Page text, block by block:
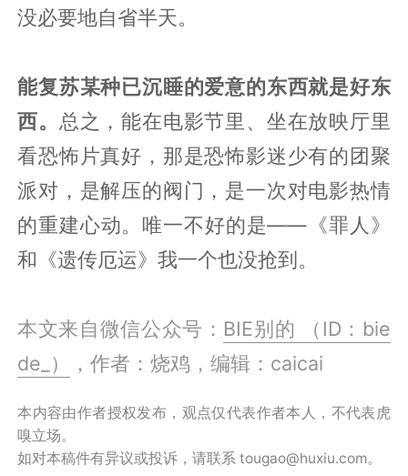
没必要地自省半天。
能复苏某种已沉睡的爱意的东西就是好东
西。 总之，能在电影节里、坐在放映厅里
看恐怖片真好，那是恐怖影迷少有的团聚
派对，是解压的阀门，是一次对电影热情
的重建心动。唯一不好的是——《罪人》
和《遗传厄运》我一个也没抢到。
本文来自微信公众号： BIE别的 （ID：bie
de_）
，作者：烧鸡，编辑：caicai
本内容由作者授权发布，观点仅代表作者本人，不代表虎
嗅立场。
如对本稿件有异议或投诉，请联系 tougao@huxiu.com。